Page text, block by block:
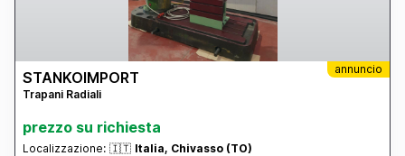
annuncio
STANKOIMPORT
Trapani Radiali
prezzo su richiesta
Localizzazione: 🇮🇹 Italia, Chivasso (TO)